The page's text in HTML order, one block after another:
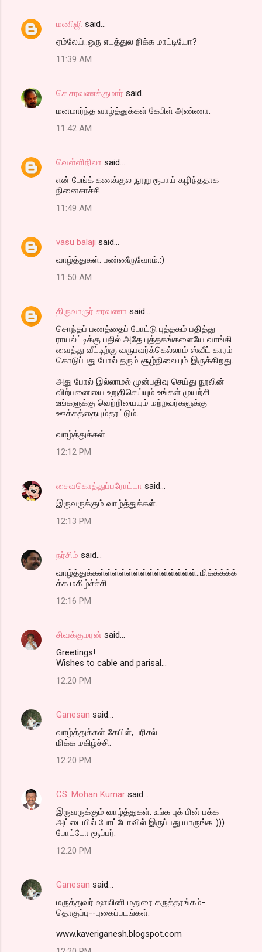
மணிஜி said…
ஏம்லேய்..ஒரு எடத்துல நிக்க மாட்டியோ?
11:39 AM
செ.சரவணக்குமார் said…
மனமார்ந்த வாழ்த்துக்கள் கேபிள் அண்ணா.
11:42 AM
வெள்ளிநிலா said…
என் பேங்க் கணக்குல நூறு ரூபாய் கழிந்ததாக
நினைசாச்சி
11:49 AM
vasu balaji said…
வாழ்த்துகள். பண்ணீருவோம்.:)
11:50 AM
திருவாரூர் சரவணா said…
சொந்தப் பணத்தைப் போட்டு புத்தகம் பதித்து
ராயல்ட்டிக்கு பதில் அதே புத்தகங்களையே வாங்கி
வைத்து வீட்டிற்கு வருபவர்க்கெல்லாம் ஸ்வீட் காரம்
கொடுப்பது போல் தரும் சூழ்நிலையும் இருக்கிறது.
அது போல் இல்லாமல் முன்பதிவு செய்து நூலின்
விற்பனையை உறுதிசெய்யும் உங்கள் முயற்சி
உங்களுக்கு வெற்றியையும் மற்றவர்களுக்கு
ஊக்கத்தையும்தரட்டும்.
வாழ்த்துக்கள்.
12:12 PM
சைவகொத்துப்பரோட்டா said…
இருவருக்கும் வாழ்த்துக்கள்.
12:13 PM
நர்சிம் said…
வாழ்த்துக்கள்ள்ள்ள்ள்ள்ள்ள்ள்ள்ள்ள்ள்ள்..மிக்க்க்க்க்
க்க மகிழ்ச்ச்சி
12:16 PM
சிவக்குமரன் said…
Greetings!
Wishes to cable and parisal...
12:20 PM
Ganesan said…
வாழ்த்துக்கள் கேபிள், பரிசல்.
மிக்க மகிழ்ச்சி.
12:20 PM
CS. Mohan Kumar said…
இருவருக்கும் வாழ்த்துகள். உங்க புக் பின் பக்க
அட்டையில் போட்டோவில் இருப்பது யாருங்க.:)))
போட்டோ சூப்பர்.
12:20 PM
Ganesan said…
மருத்துவர் ஷாலினி மதுரை கருத்தரங்கம்-
தொகுப்பு--புகைப்படங்கள்.
www.kaveriganesh.blogspot.com